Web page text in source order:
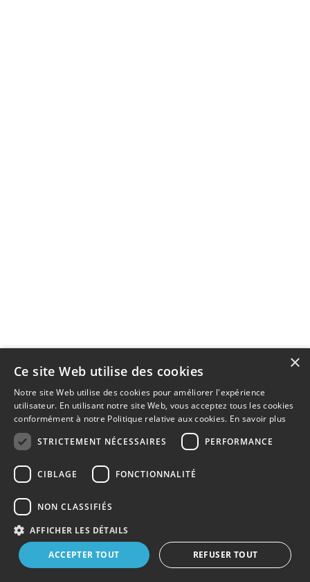
×
Ce site Web utilise des cookies
Notre site Web utilise des cookies pour améliorer l'expérience
utilisateur. En utilisant notre site Web, vous acceptez tous les cookies
conformément à notre Politique relative aux cookies. En savoir plus
STRICTEMENT NÉCESSAIRES
PERFORMANCE
CIBLAGE FONCTIONNALITÉ
NON CLASSIFIÉS
AFFICHER LES DÉTAILS
ACCEPTER TOUT REFUSER TOUT